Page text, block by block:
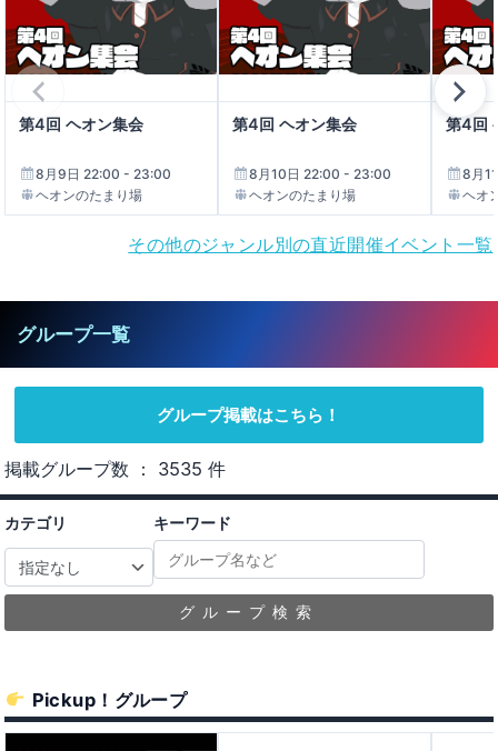
山車切韻（SYAGIRI）_Vol․31
23:00 - 27:00
山車切韻
カクテルバー「猫のきまぐれ」
23:00 - 25:00
カクテルバー「猫のきまぐれ」
Menno's Bar 【whiteagate】
23:15 - 24:15
第4回 ヘオン集会
8月9日 22:00 - 23:00
ヘオンのたまり場
第4回 ヘオン集会
8月10日 22:00 - 23:00
ヘオンのたまり場
第4回
8月
ヘオ
その他のジャンル別の直近開催イベント一覧
グループ一覧
グループ掲載はこちら！
掲載グループ数 ： 3535 件
カテゴリ キーワード
グループ検索
Pickup！グループ